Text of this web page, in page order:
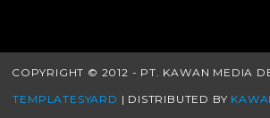
COPYRIGHT © 2012 - PT. KAWAN MEDIA
TEMPLATESYARD | DISTRIBUTED BY